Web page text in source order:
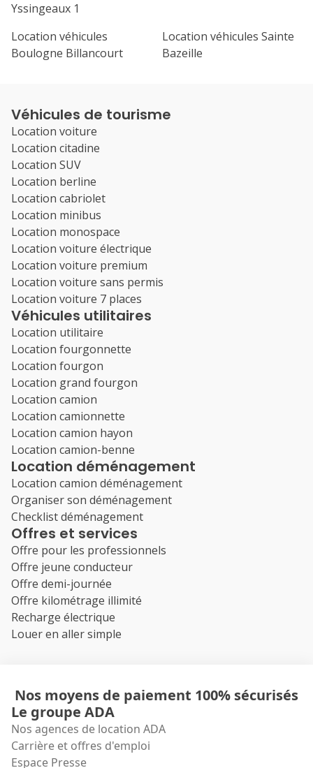
Yssingeaux 1
Location véhicules
Boulogne Billancourt
Location véhicules Sainte
Bazeille
Véhicules de tourisme
Location voiture
Location citadine
Location SUV
Location berline
Location cabriolet
Location minibus
Location monospace
Location voiture électrique
Location voiture premium
Location voiture sans permis
Location voiture 7 places
Véhicules utilitaires
Location utilitaire
Location fourgonnette
Location fourgon
Location grand fourgon
Location camion
Location camionnette
Location camion hayon
Location camion-benne
Location déménagement
Location camion déménagement
Organiser son déménagement
Checklist déménagement
Offres et services
Offre pour les professionnels
Offre jeune conducteur
Offre demi-journée
Offre kilométrage illimité
Recharge électrique
Louer en aller simple
Nos moyens de paiement 100% sécurisés
Le groupe ADA
Nos agences de location ADA
Carrière et offres d'emploi
Espace Presse